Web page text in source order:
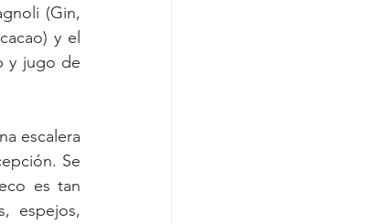
(Gin,
y el
y jugo de
escalera
Se
es tan
espejos,